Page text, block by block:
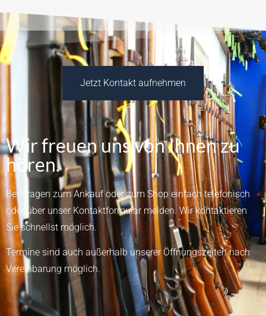
Jetzt Kontakt aufnehmen
Wir freuen uns von Ihnen zu
hören.
Bei Fragen zum Ankauf oder zum Shop einfach telefonisch
oder über unser Kontaktformularmelden.Wir kontaktieren
Sie schnellst möglich.
Termine sind auch außerhalb unserer Öffnungszeiten nach
Vereinbarung möglich.